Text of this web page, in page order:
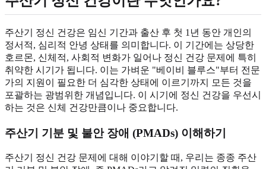
주산기 정신 건강은 임신 기간과 출산 후 첫 1년 동안 개인의
정서적, 심리적 안녕 상태를 의미합니다. 이 기간에는 상당한
호르몬, 신체적, 사회적 변화가 일어나 정신 건강 문제에 특히
취약한 시기가 됩니다. 이는 가벼운 "베이비 블루스"부터 전문
가의 지원이 필요한 더 심각한 상태에 이르기까지 모든 것을
포괄하는 광범위한 개념입니다. 이 시기에 정신 건강을 우선시
하는 것은 신체 건강만큼이나 중요합니다.
주산기 기분 및 불안 장애 (PMADs) 이해하기
주산기 정신 건강 문제에 대해 이야기할 때, 우리는 종종 주산